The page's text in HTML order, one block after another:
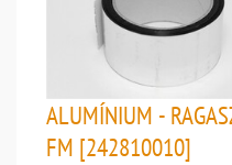
ALUMÍNIUM -
FM [242810010]